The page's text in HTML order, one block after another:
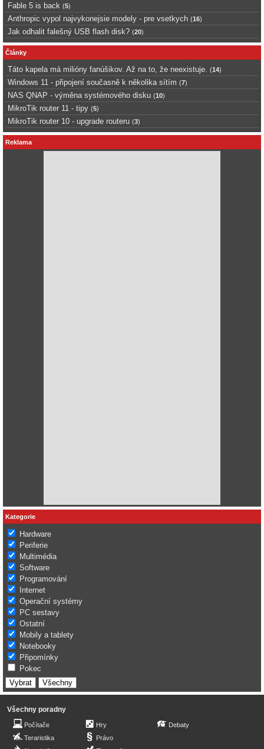
Fable 5 is back (5)
Anthropic vypol najvykonejsie modely - pre vsetkych (16)
Jak odhalit falešný USB flash disk? (20)
Články
Táto kapela má milióny fanúšikov. Až na to, že neexistuje. (14)
Windows 11 - připojení současně k několika sítím (7)
NAS QNAP - výměna systémového disku (10)
MikroTik router 11 - tipy (5)
MikroTik router 10 - upgrade routeru (3)
Reklama
Kategorie
Hardware
Periferie
Multimédia
Software
Programování
Internet
Operační systémy
PC sestavy
Ostatní
Mobily a tablety
Notebooky
Připomínky
Pokec
Všechny poradny
Počítače
Teraristika
Hry
Právo
Debaty